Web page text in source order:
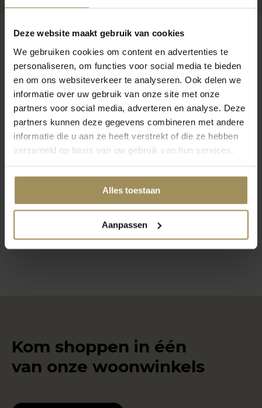
Deze website maakt gebruik van cookies
We gebruiken cookies om content en advertenties te
personaliseren, om functies voor social media te bieden
en om ons websiteverkeer te analyseren. Ook delen we
informatie over uw gebruik van onze site met onze
partners voor social media, adverteren en analyse. Deze
partners kunnen deze gegevens combineren met andere
informatie die u aan ze heeft verstrekt of die ze hebben
verzameld op basis van uw gebruik van hun services.
Alles toestaan
Aanpassen
Op zoek naar meer inspiratie?
1 2 4
Kom shoppen in één
van onze woonwinkels